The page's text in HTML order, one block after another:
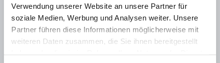
Verwendung unserer Website an unsere Partner für
soziale Medien, Werbung und Analysen weiter. Unsere
Partner führen diese Informationen möglicherweise mit
weiteren Daten zusammen, die Sie ihnen bereitgestellt
trata de una pantalla de texto LED disparada
por un radar que avisa al conductor sobre la
velocidad a la que circula mediante un
mensaje de texto luminoso. Mensajes de
texto del tipo “AMINORE”“, “EXCESO DE